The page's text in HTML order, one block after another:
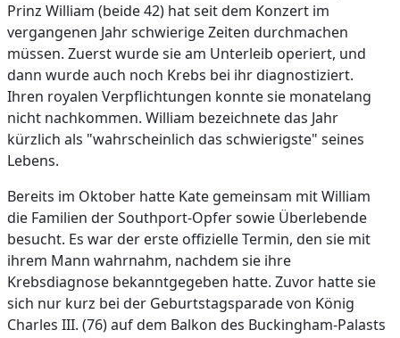
Prinz William (beide 42) hat seit dem Konzert im
vergangenen Jahr schwierige Zeiten durchmachen
müssen. Zuerst wurde sie am Unterleib operiert, und
dann wurde auch noch Krebs bei ihr diagnostiziert.
Ihren royalen Verpflichtungen konnte sie monatelang
nicht nachkommen. William bezeichnete das Jahr
kürzlich als "wahrscheinlich das schwierigste" seines
Lebens.
Bereits im Oktober hatte Kate gemeinsam mit William
die Familien der Southport-Opfer sowie Überlebende
besucht. Es war der erste offizielle Termin, den sie mit
ihrem Mann wahrnahm, nachdem sie ihre
Krebsdiagnose bekanntgegeben hatte. Zuvor hatte sie
sich nur kurz bei der Geburtstagsparade von König
Charles III. (76) auf dem Balkon des Buckingham-Palasts